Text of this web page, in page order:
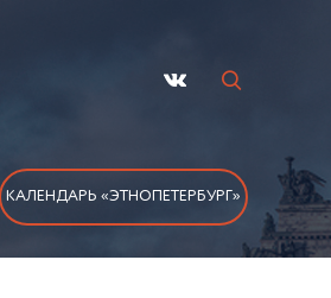
КАЛЕНДАРЬ «ЭТНОПЕТЕРБУРГ»